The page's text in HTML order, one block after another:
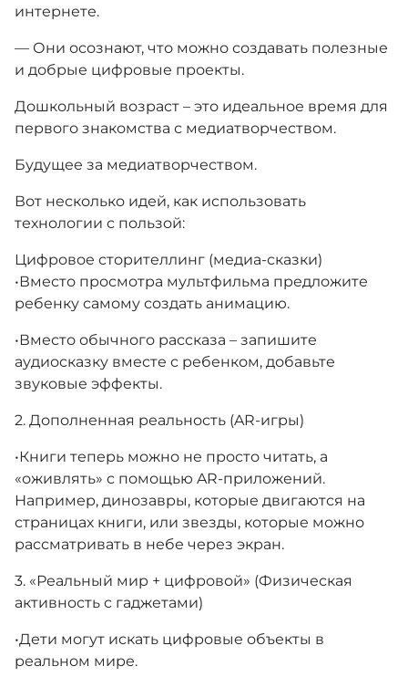
интернете.
— Они осознают, что можно создавать полезные
и добрые цифровые проекты.
Дошкольный возраст – это идеальное время для
первого знакомства с медиатворчеством.
Будущее за медиатворчеством.
Вот несколько идей, как использовать
технологии с пользой:
Цифровое сторителлинг (медиа-сказки)
​•​Вместо просмотра мультфильма предложите
ребенку самому создать анимацию.
​•​Вместо обычного рассказа – запишите
аудиосказку вместе с ребенком, добавьте
звуковые эффекты.
2️. Дополненная реальность (AR-игры)
​•​Книги теперь можно не просто читать, а
«оживлять» с помощью AR-приложений.
Например, динозавры, которые двигаются на
страницах книги, или звезды, которые можно
рассматривать в небе через экран.
3️. «Реальный мир + цифровой» (Физическая
активность с гаджетами)
​•​Дети могут искать цифровые объекты в
реальном мире.